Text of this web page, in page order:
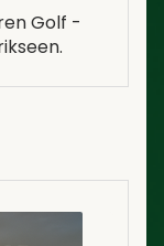
Golf -